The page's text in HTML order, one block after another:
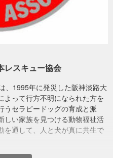
レスキュー協会
、1995年に発災した阪神淡路大
よって行方不明になられた方を
うセラピードッグの育成と派
しい家族を見つける動物福祉活
を通して、人と犬が真に共生で